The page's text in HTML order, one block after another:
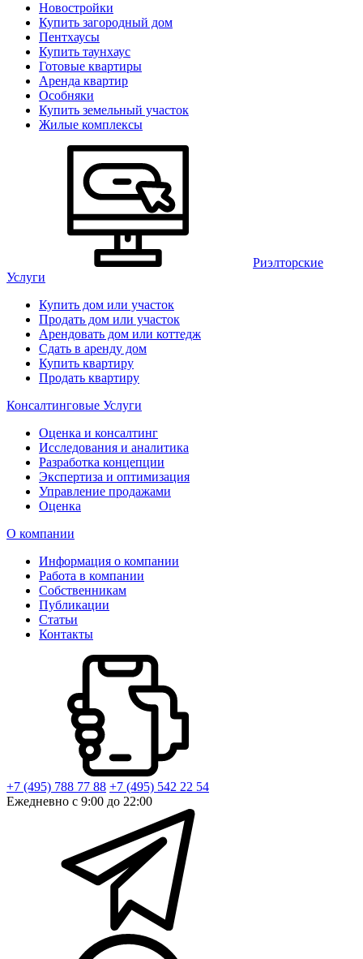
Новостройки
Купить загородный дом
Пентхаусы
Купить таунхаус
Готовые квартиры
Аренда квартир
Особняки
Купить земельный участок
Жилые комплексы
Риэлторские
Услуги
Купить дом или участок
Продать дом или участок
Арендовать дом или коттедж
Сдать в аренду дом
Купить квартиру
Продать квартиру
Консалтинговые Услуги
Оценка и консалтинг
Исследования и аналитика
Разработка концепции
Экспертиза и оптимизация
Управление продажами
Оценка
О компании
Информация о компании
Работа в компании
Собственникам
Публикации
Статьи
Контакты
+7 (495) 788 77 88 +7 (495) 542 22 54
Ежедневно с 9:00 до 22:00